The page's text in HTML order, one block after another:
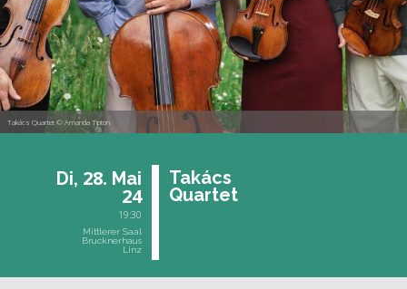
Takács Quartet © Amanda Tipton
Di, 28. Mai
24
19:30
Mittlerer Saal
Brucknerhaus
Linz
Takács
Quar­tet